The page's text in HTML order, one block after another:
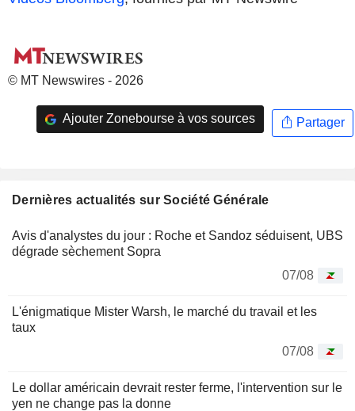
© MT Newswires - 2026
Ajouter Zonebourse à vos sources Partager
Dernières actualités sur Société Générale
Avis d'analystes du jour : Roche et Sandoz séduisent, UBS
dégrade sèchement Sopra
07/08
L'énigmatique Mister Warsh, le marché du travail et les
taux
07/08
Le dollar américain devrait rester ferme, l'intervention sur le
yen ne change pas la donne